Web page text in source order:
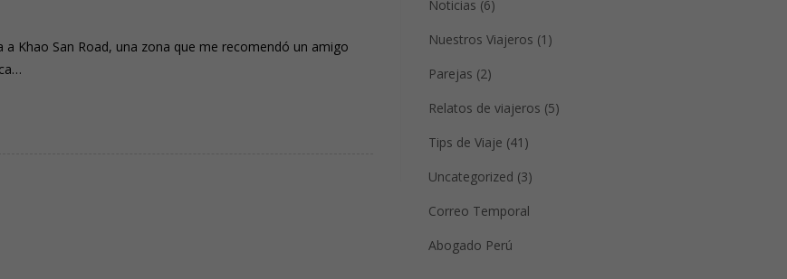
Khao San Road, una zona que me recomendó un amigo
Noticias (6)
Nuestros Viajeros (1)
Parejas (2)
Relatos de viajeros (5)
Tips de Viaje (41)
Uncategorized (3)
Correo Temporal
Abogado Perú